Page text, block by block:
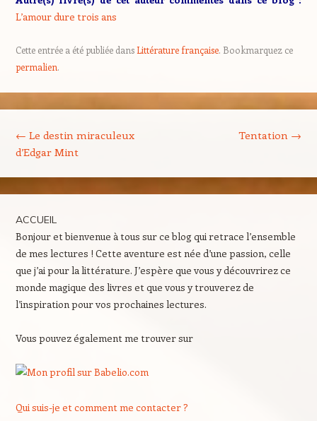
L’amour dure trois ans
Cette entrée a été publiée dansLittérature française. Bookmarquez ce
permalien.
← Le destin miraculeux
d’Edgar Mint
Tentation →
ACCUEIL
Bonjour et bienvenue à tous sur ce blog qui retrace l’ensemble
de mes lectures ! Cette aventure est née d’une passion, celle
que j’ai pour la littérature. J’espère que vous y découvrirez ce
monde magique des livres et que vous y trouverez de
l’inspiration pour vos prochaines lectures.
Vous pouvez également me trouver sur
Qui suis-je et comment me contacter ?